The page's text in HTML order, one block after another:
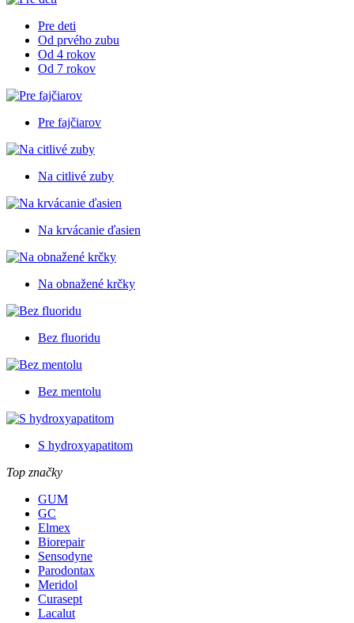
Pre deti
Od prvého zubu
Od 4 rokov
Od 7 rokov
Pre fajčiarov
Na citlivé zuby
Na krvácanie ďasien
Na obnažené krčky
Bez fluoridu
Bez mentolu
S hydroxyapatitom
Top značky
GUM
GC
Elmex
Biorepair
Sensodyne
Parodontax
Meridol
Curasept
Lacalut